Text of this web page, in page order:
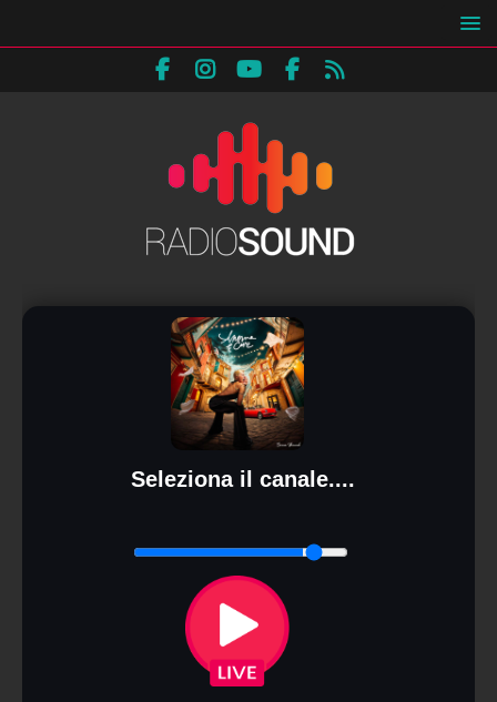
Seleziona il canale....